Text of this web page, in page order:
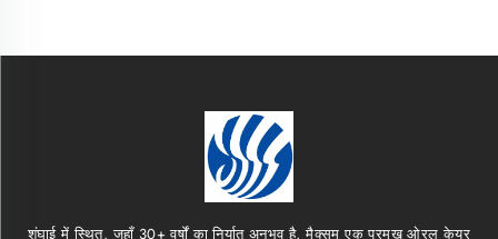
शंघाई में स्थित, जहाँ 30+ वर्षों का निर्यात अनुभव है, मैक्सम एक प्रमुख ओरल केयर